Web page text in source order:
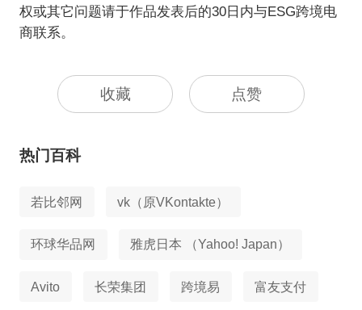
权或其它问题请于作品发表后的30日内与ESG跨境电
商联系。
收藏 点赞
热门百科
若比邻网 vk（原VKontakte）
环球华品网 雅虎日本 （Yahoo! Japan）
Avito 长荣集团 跨境易 富友支付